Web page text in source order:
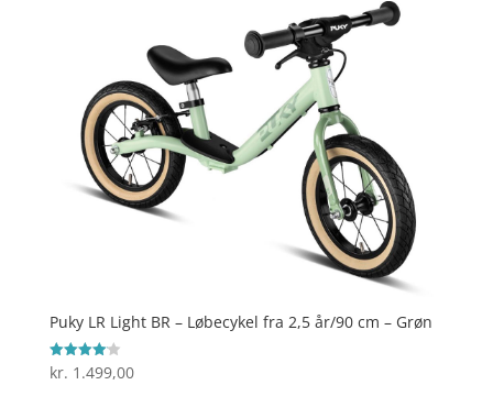
Puky LR Light BR – Løbecykel fra 2,5 år/90 cm – Grøn
Vurderet
4.1
kr. 1.499,00